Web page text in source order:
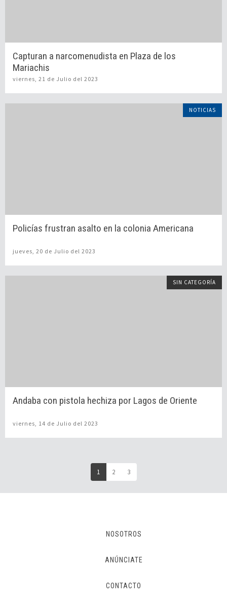
Capturan a narcomenudista en Plaza de los
Mariachis
viernes, 21 de Julio del 2023
NOTICIAS
Policías frustran asalto en la colonia Americana
jueves, 20 de Julio del 2023
SIN CATEGORÍA
Andaba con pistola hechiza por Lagos de Oriente
viernes, 14 de Julio del 2023
1 (current)
2 3
NOSOTROS
ANÚNCIATE
CONTACTO